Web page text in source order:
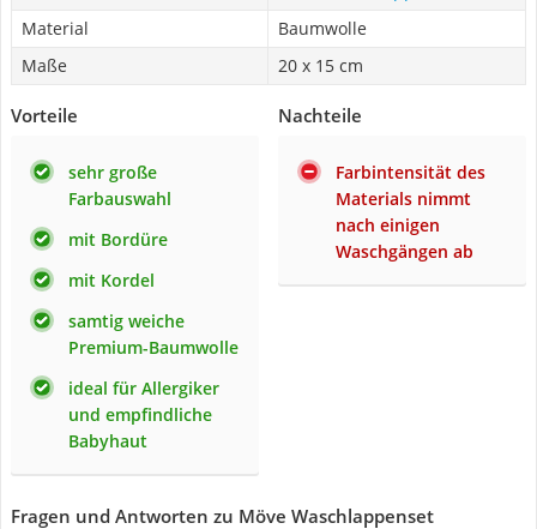
Material
Baumwolle
Maße
20 x 15 cm
Vorteile
sehr große
Farbauswahl
mit Bordüre
mit Kordel
samtig weiche
Premium-Baumwolle
ideal für Allergiker
und empfindliche
Babyhaut
Nachteile
Farbintensität des
Materials nimmt
nach einigen
Waschgängen ab
Fragen und Antworten zu Möve Waschlappenset